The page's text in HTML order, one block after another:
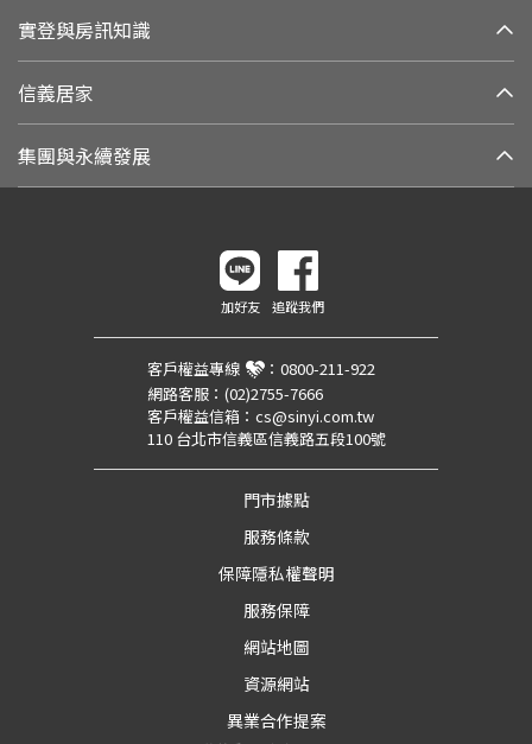
實登與房訊知識
信義居家
集團與永續發展
加好友 追蹤我們
客戶權益專線 ： 0800-211-922
網路客服： (02)2755-7666
客戶權益信箱： cs@sinyi.com.tw
110 台北市信義區信義路五段100號
門市據點
服務條款
保障隱私權聲明
服務保障
網站地圖
資源網站
異業合作提案